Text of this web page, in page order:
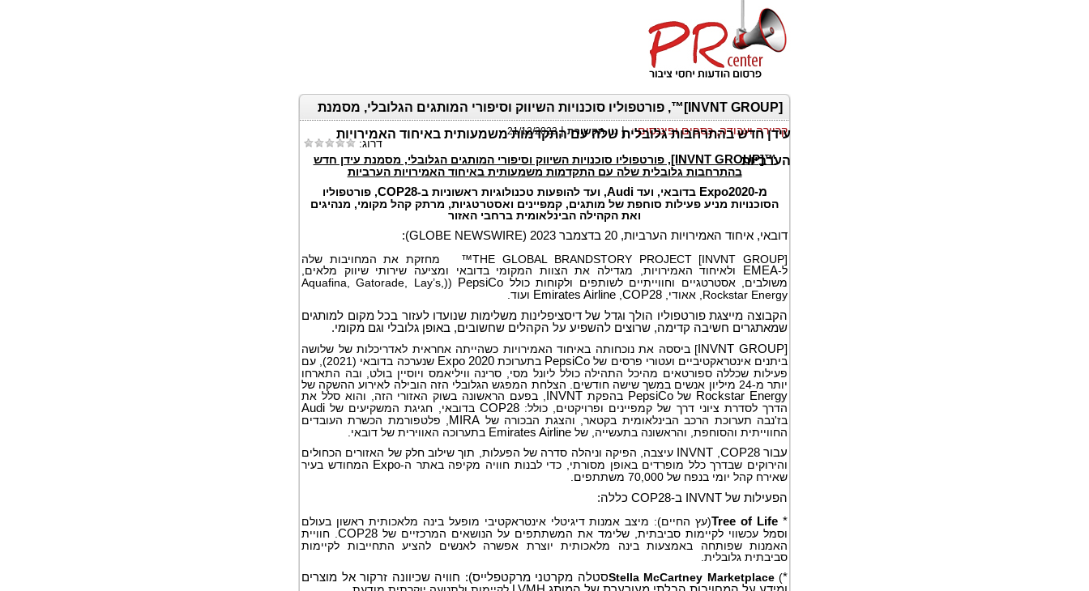
[INVNT GROUP]™, פורטפוליו סוכנויות השיווק וסיפורי המותגים הגלובלי, מסמנת
עידן חדש בהתרחבות גלובלית שלה עם התקדמות משמעותית באיחוד האמירויות
הערביות
קריירה ועבודה, כספים ופיננסים:
| נוי תקשורת|
21/12/2023
דרוג:
[INVNT GROUP]™, פורטפוליו סוכנויות השיווק וסיפורי המותגים הגלובלי, מסמנת עידן חדש
בהתרחבות גלובלית שלה עם התקדמות משמעותית באיחוד האמירויות הערביות
מ-Expo2020 בדובאי, ועדAudi, ועד להופעות טכנולוגיות ראשוניות ב-COP28, פורטפוליו
הסוכנויות מניע פעילות סוחפת של מותגים, קמפיינים ואסטרטגיות, מרתק קהל מקומי, מנהיגים
ואת הקהילה הבינלאומית ברחבי האזור
דובאי, איחוד האמירויות הערביות, 20 בדצמבר 2023 (GLOBE NEWSWIRE):
[INVNT GROUP] THE GLOBAL BRANDSTORY PROJECT™
מחזקת את המחויבות שלה
ל-EMEA
ולאיחוד האמירויות, מגדילה את הצוות המקומי בדובאי ומציעה שירותי שיווק מלאים,
משולבים, אסטרטגיים וחווייתיים לשותפים ולקוחות כולל PepsiCo
(
(Aquafina, Gatorade, Lay’s,
Rockstar Energy, אאודי,
COP28
,
Emirates Airline ועוד.
הקבוצה מייצגת פורטפוליו הולך וגדל של דיסציפלינות משלימות שנועדו לעזור בכל מקום למותגים
שמאתגרים חשיבה קדימה, שרוצים להשפיע על הקהלים שחשובים, באופן גלובלי וגם מקומי.
[
INVNT GROUP ] ביססה את נוכחותה באיחוד האמירויות כשהייתה אחראית לאדריכלות של שלושה
ביתנים אינטראקטיביים ועטורי פרסים של PepsiCo בתערוכתExpo 2020
שנערכה בדובאי (2021), עם
פעילות שכללה ספורטאים מהיכל התהילה כולל ליונל מסי, סרינה וויליאמס ויוסיין בולט, ובה התארחו
יותר מ-24 מיליון אנשים במשך שישה חודשים. הצלחת המפגש הגלובלי הזה הובילה לאירוע ההשקה של
Rockstar Energy שלPepsiCo בהפקתINVNT
, בפעם הראשונה בשוק האזורי הזה, והוא סלל את
הדרך לסדרת ציוני דרך של קמפיינים ופרויקטים, כולל:COP28 בדובאי, חגיגת המשקיעים של Audi
בז'נבה תערוכת הרכב הבינלאומית בקטאר, והצגת הבכורה של MIRA
, פלטפורמת הכשרת העובדים
החווייתית והסוחפת, והראשונה בתעשייה, של Emirates Airline בתערוכה האווירית של דובאי.
עבורCOP28
,
INVNT
עיצבה, הפיקה וניהלה סדרה של הפעלות, תוך שילוב חלק של האזורים הכחולים
והירוקים שבדרך כלל מופרדים באופן מסורתי, כדי לבנות חוויה מקיפה באתר ה-Expo המחודש בעיר
שאירח קהל יומי בנפח של 70,000 משתתפים.
הפעילות של INVNT ב-COP28 כללה:
*
Tree of Life(עץ החיים): מיצב אמנות דיגיטלי אינטראקטיבי מופעל בינה מלאכותית ראשון בעולם
וסמל עכשווי לקיימות סביבתית, שלימד את המשתתפים על הנושאים המרכזיים של COP28 . חוויית
האמנות שפותחה באמצעות בינה מלאכותית יוצרת אפשרה לאנשים להציע התחייבות לקיימות
סביבתית גלובלית.
*
)
Stella McCartney Marketplaceסטלה מקרטני מרקטפלייס): חוויה שכיוונה זרקור אל מוצרים